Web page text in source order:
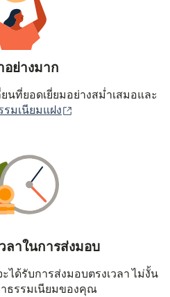
ย่างมาก
นที่ยอดเยี่ยมอย่างสม่ำเสมอและ
มเนียมแฝง
วลาในการส่งมอบ
ได้รับการส่งมอบตรงเวลา ไม่งั้น
าธรรมเนียมของคุณ